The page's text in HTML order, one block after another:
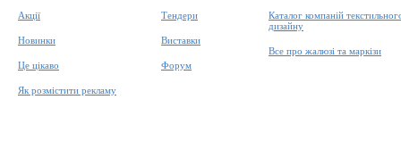
Акції
Новинки
Це цікаво
Як розмістити рекламу
Тендери
Виставки
Форум
Каталог компаній
дизайну
Все про жалюзі та маркізи